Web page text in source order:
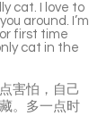
cat. I love to
around. I’m
first time
cat in the
害怕，自己
。多一点时